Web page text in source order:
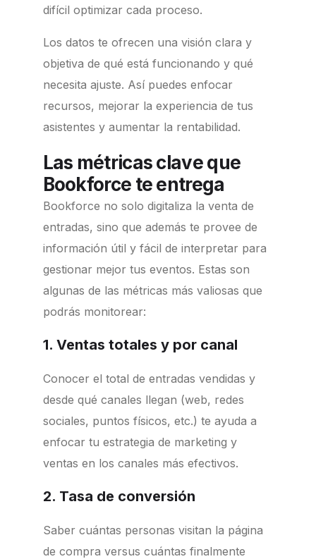
difícil optimizar cada proceso.
Los datos te ofrecen una visión clara y
objetiva de qué está funcionando y qué
necesita ajuste. Así puedes enfocar
recursos, mejorar la experiencia de tus
asistentes y aumentar la rentabilidad.
Las métricas clave que
Bookforce te entrega
Bookforce no solo digitaliza la venta de
entradas, sino que además te provee de
información útil y fácil de interpretar para
gestionar mejor tus eventos. Estas son
algunas de las métricas más valiosas que
podrás monitorear:
1. Ventas totales y por canal
Conocer el total de entradas vendidas y
desde qué canales llegan (web, redes
sociales, puntos físicos, etc.) te ayuda a
enfocar tu estrategia de marketing y
ventas en los canales más efectivos.
2. Tasa de conversión
Saber cuántas personas visitan la página
de compra versus cuántas finalmente